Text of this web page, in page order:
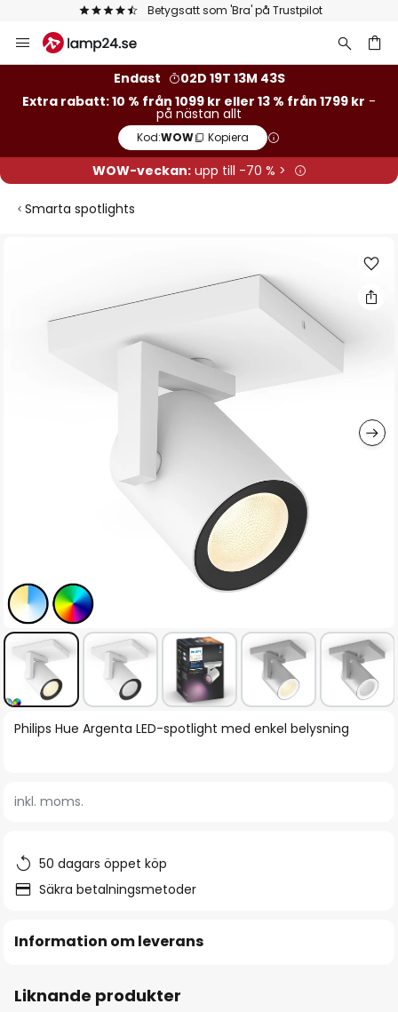
Betygsatt som 'Bra' på Trustpilot
Hoppa
till
Endast
02D 19T 13M 42S
Extra rabatt: 10 % från 1099 kr eller 13 % från 1799 kr -
på nästan allt
Kod:WOW Kopiera
WOW-veckan:upp till -70 % >
Smarta spotlights
Hoppa
bildgalleriet
Philips Hue Argenta LED-spotlight med enkel belysning
inkl. moms.
50 dagars öppet köp
Säkra betalningsmetoder
Information om leverans
Liknande produkter